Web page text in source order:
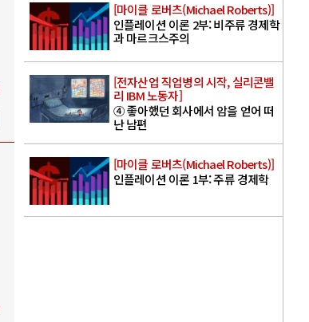
[마이클 로버츠(Michael Roberts)]
인플레이션 이론 2부: 비주류 경제학
과 마르크스주의
[전자산업 직업병의 시작, 실리콘밸
리 IBM 노동자]
④ 좋아했던 회사에서 암을 얻어 떠
난 남편
[마이클 로버츠(Michael Roberts)]
인플레이션 이론 1부: 주류 경제학